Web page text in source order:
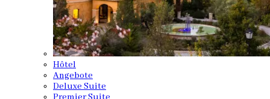
Hôtel
Angebote
Deluxe Suite